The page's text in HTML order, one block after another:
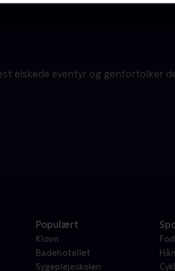
elskede eventyr og genfortolker
Populært
Klovn
Badehotellet
Sygeplejeskolen